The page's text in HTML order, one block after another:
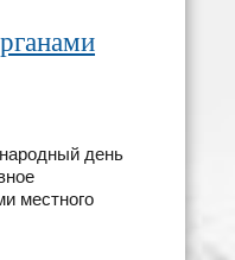
день
местного